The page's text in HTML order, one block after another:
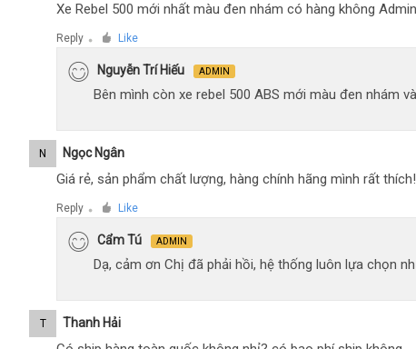
Xe Rebel 500 mới nhất màu đen nhám có hàng không
Reply ● Like
Nguyễn Trí Hiếu ADMIN
Bên mình còn xe rebel 500 ABS mới màu đen nhám
N Ngọc Ngân
Giá rẻ, sản phẩm chất lượng, hàng chính hãng mình rất thích!
Reply ● Like
Cẩm Tú ADMIN
Dạ, cảm ơn Chị đã phải hồi, hệ thống luôn lựa chọn
T Thanh Hải